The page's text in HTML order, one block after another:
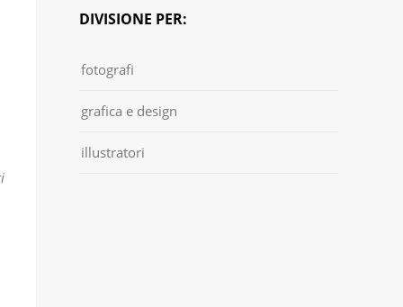
DIVISIONE PER:
fotografi
grafica e design
illustratori